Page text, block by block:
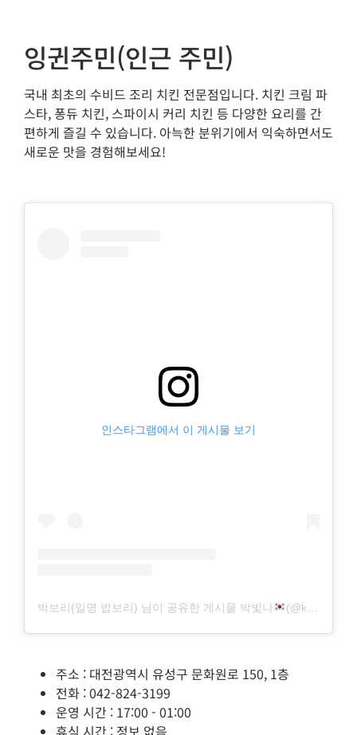
잉귄주민(인근 주민)
국내 최초의 수비드 조리 치킨 전문점입니다. 치킨 크림 파
스타, 퐁듀 치킨, 스파이시 커리 치킨 등 다양한 요리를 간
편하게 즐길 수 있습니다. 아늑한 분위기에서 익숙하면서도
새로운 맛을 경험해보세요!
인스타그램에서 이 게시물 보기
박보리(일명 밥보리) 님이 공유한 게시물 박빛나 (@kiyomi_bori)
주소 : 대전광역시 유성구 문화원로 150, 1층
전화 : 042-824-3199
운영 시간 : 17:00 - 01:00